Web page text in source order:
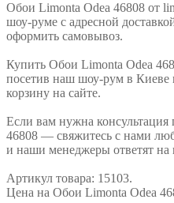
Обои Limonta Odea 46808 от
шоу-руме с адресной
оформить самовывоз.
Купить Обои Limonta Odea
посетив наш шоу-рум в Киеве
корзину на сайте.
Если вам нужна
46808 — свяжитесь с нами
и наши менеджеры ответят на
Артикул товара: 15103.
Цена на Обои Limonta Odea